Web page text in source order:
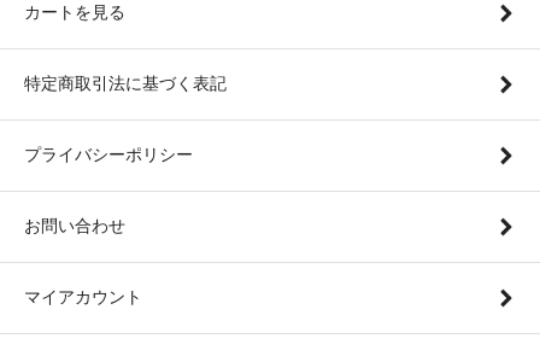
カートを見る
特定商取引法に基づく表記
プライバシーポリシー
お問い合わせ
マイアカウント